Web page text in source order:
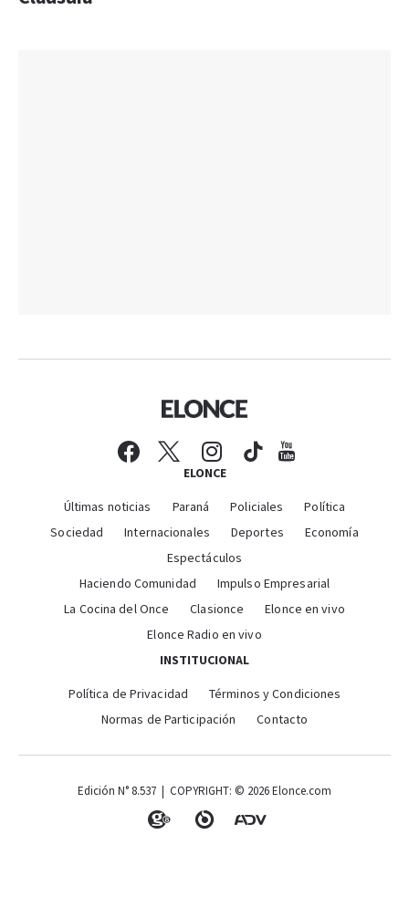
ELONCE
Últimas noticias Paraná Policiales
Política
Sociedad
Internacionales Deportes
Economía
Espectáculos
Haciendo Comunidad
Impulso Empresarial
La Cocina del Once
Clasionce
Elonce en vivo
Elonce Radio en vivo
INSTITUCIONAL
Política de Privacidad
Términos y Condiciones
Normas de Participación
Contacto
Edición N° 8.537 | COPYRIGHT: © 2026 Elonce.com